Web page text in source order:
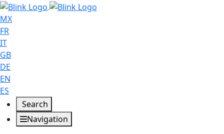
MX
FR
IT
GB
DE
EN
ES
Search
Navigation